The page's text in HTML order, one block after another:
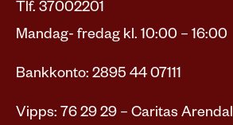
Tlf. 37002201
Mandag- fredag kl. 10:00 – 16:00
Bankkonto: 2895 44 07111
Vipps: 76 29 29 – Caritas Arendal